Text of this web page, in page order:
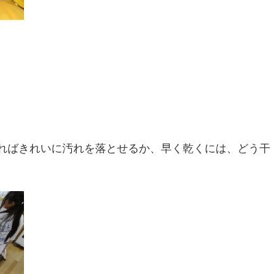
きれいに汚れを落とせるか、早く乾くには、どう干